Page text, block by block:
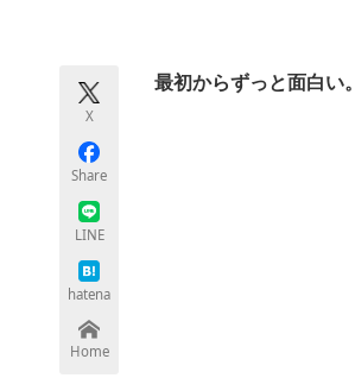
X
Share
LINE
hatena
Home
最初からずっと面白い。